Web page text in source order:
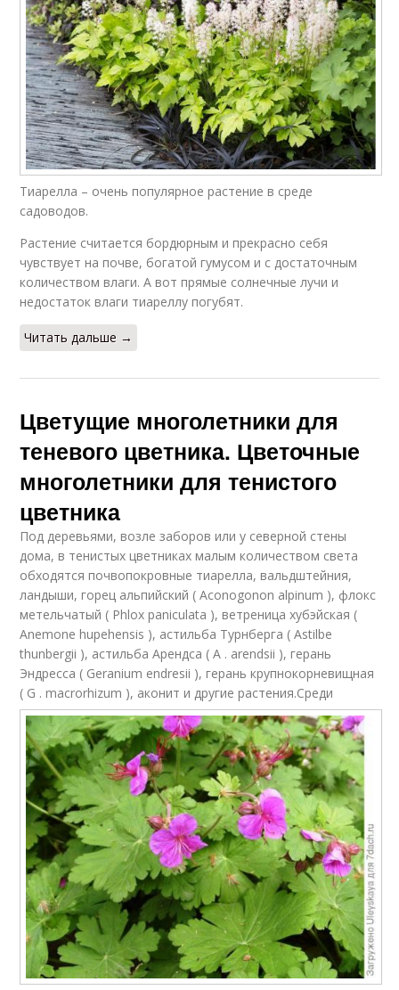
Тиарелла – очень популярное растение в среде
садоводов.
Растение считается бордюрным и прекрасно себя
чувствует на почве, богатой гумусом и с достаточным
количеством влаги. А вот прямые солнечные лучи и
недостаток влаги тиареллу погубят.
Читать дальше →
Цветущие многолетники для
теневого цветника. Цветочные
многолетники для тенистого
цветника
Под деревьями, возле заборов или у северной стены
дома, в тенистых цветниках малым количеством света
обходятся почвопокровные тиарелла, вальдштейния,
ландыши, горец альпийский ( Aconogonon alpinum ), флокс
метельчатый ( Phlox paniculata ), ветреница хубэйская (
Anemone hupehensis ), астильба Турнберга ( Astilbe
thunbergii ), астильба Арендса ( A . arendsii ), герань
Эндресса ( Geranium endresii ), герань крупнокорневищная
( G . macrorhizum ), аконит и другие растения.Среди